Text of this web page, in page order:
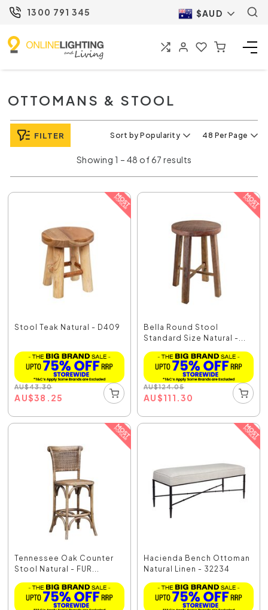
1300 791 345 $AUD
OTTOMANS & STOOL
FILTER Sort by Popularity 48 Per Page
Showing 1 – 48 of 67 results
Stool Teak Natural - D409
AU$43.30
AU$38.25
Bella Round Stool
Standard Size Natural -...
AU$124.05
AU$111.30
Tennessee Oak Counter
Stool Natural - FUR...
Hacienda Bench Ottoman
Natural Linen - 32234